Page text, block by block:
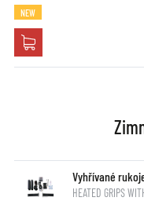
NEW
Vyhřívané
HEATED GRIPS